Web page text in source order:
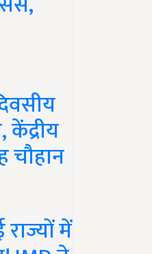
केंद्रीय
चौहान
में